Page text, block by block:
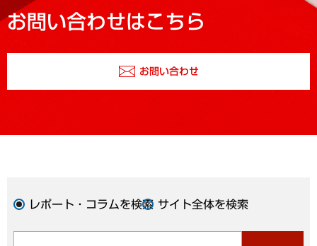
お問い合わせはこちら
お問い合わせ
レポート・コラムを検索 サイト全体を検索